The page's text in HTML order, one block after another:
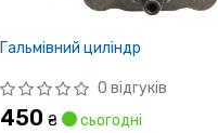
Гальмівний циліндр
0 відгуків
450 ₴
сьогодні